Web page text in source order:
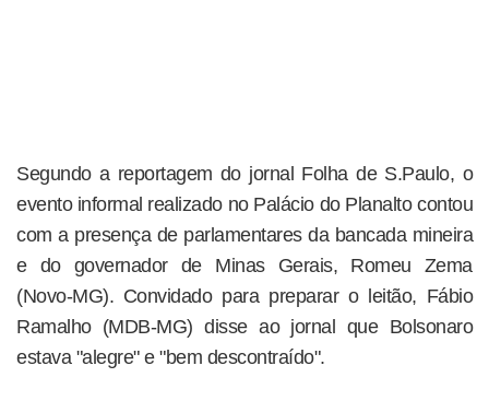
Segundo a reportagem do jornal Folha de S.Paulo, o
evento informal realizado no Palácio do Planalto contou
com a presença de parlamentares da bancada mineira
e do governador de Minas Gerais, Romeu Zema
(Novo-MG). Convidado para preparar o leitão, Fábio
Ramalho (MDB-MG) disse ao jornal que Bolsonaro
estava "alegre" e "bem descontraído".